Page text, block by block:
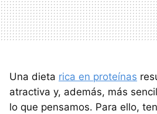
Una dieta rica en proteínas
atractiva y, además, más
lo que pensamos. Para ello,